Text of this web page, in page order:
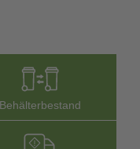
Behälterbestand